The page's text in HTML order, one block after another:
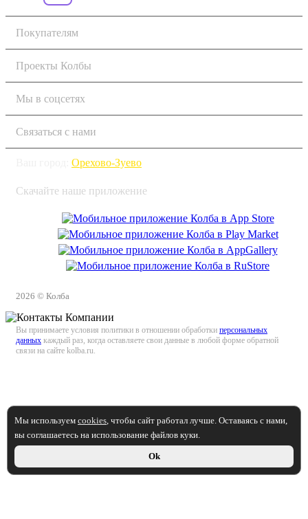
Мы используем cookies, чтобы сайт работал лучше. Оставаясь с нами,
вы соглашаетесь на использование файлов куки.
Ok
Покупателям
Проекты Колбы
Мы в соцсетях
Связаться с нами
Орехово-Зуево
Скачайте наше приложение
2026 © Колба
Вы принимаете условия политики в отношении обработки персональных
данных каждый раз, когда оставляете свои данные в любой форме обратной
связи на сайте kolba.ru.